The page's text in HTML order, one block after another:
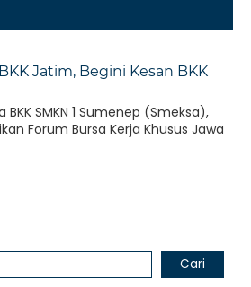
Jatim, Begini Kesan BKK
SMKN 1 Sumenep (Smeksa),
Forum Bursa Kerja Khusus Jawa
Cari